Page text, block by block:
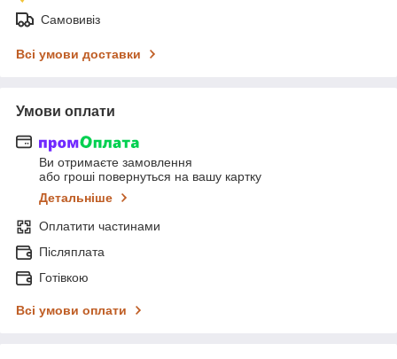
Самовивіз
Всі умови доставки
Умови оплати
Ви отримаєте замовлення
або гроші повернуться на вашу картку
Детальніше
Оплатити частинами
Післяплата
Готівкою
Всі умови оплати